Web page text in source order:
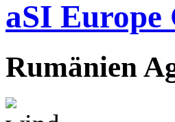
aSI Europe
Rumänien